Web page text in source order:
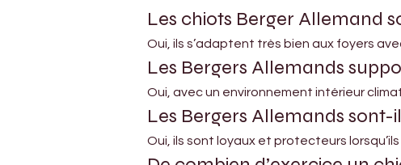
Les chiots Berger Allemand
Oui, ils s’adaptent très bien aux foyers
Les Bergers Allemands
Oui, avec un environnement intérieur
Les Bergers Allemands
Oui, ils sont loyaux et protecteurs